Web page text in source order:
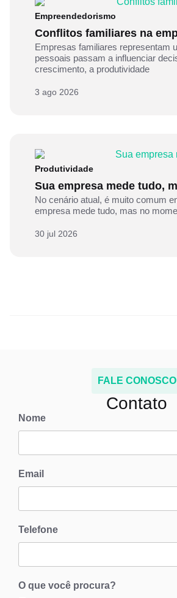
Empreendedorismo
Conflitos familiares na
Empresas familiares representam
pessoais passam a influenciar
crescimento, a produtividade
3 ago 2026
Produtividade
Sua empresa mede tudo,
No cenário atual, é muito comum
empresa mede tudo, mas no
30 jul 2026
FALE CONOSCO
Contato
Nome
Email
Telefone
O que você procura?